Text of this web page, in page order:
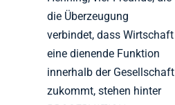
die Überzeugung
verbindet, dass Wirtschaft
eine dienende Funktion
innerhalb der Gesellschaft
zukommt, stehen hinter